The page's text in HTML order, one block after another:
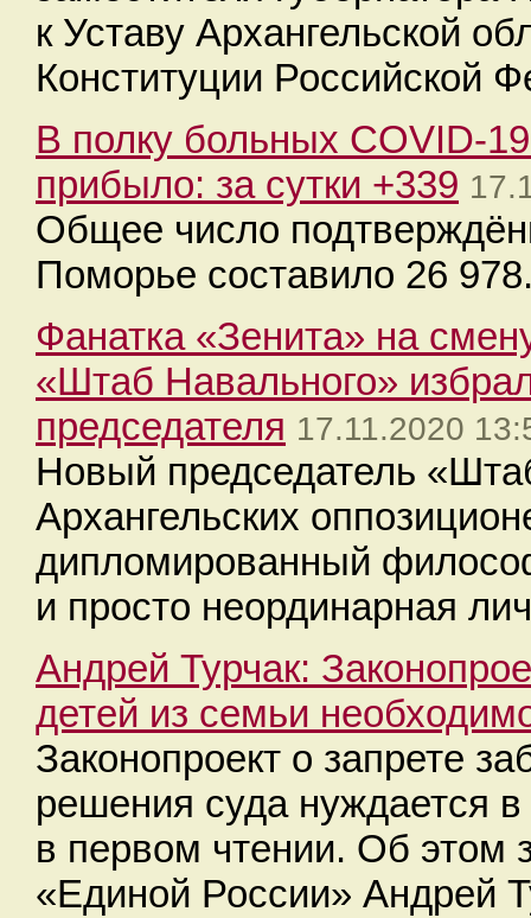
к Уставу Архангельской
Конституции Российской
В полку больных COVID-
прибыло: за сутки +339
Общее число
Поморье составило 26
Фанатка «Зенита» на
«Штаб Навального»
председателя 17.11.2020
Новый председатель
Архангельских
дипломированный
и просто неординарная
Андрей Турчак:
детей из семьи
Законопроект о запрете
решения суда нуждается
в первом чтении. Об этом
«Единой России» Андрей